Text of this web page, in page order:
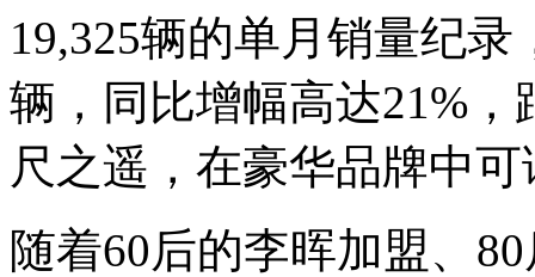
19,325辆的单月销量纪录
辆，同比增幅高达21%
尺之遥，在豪华品牌中
随着60后的李晖加盟、